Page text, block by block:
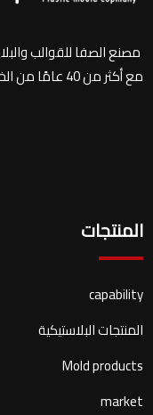
مصنع الصفا للقوالب
مع أكثر من 40 عامًا من الخبرة.
المنتجات
capability
المنتجات البلاستيكية
Mold products
market